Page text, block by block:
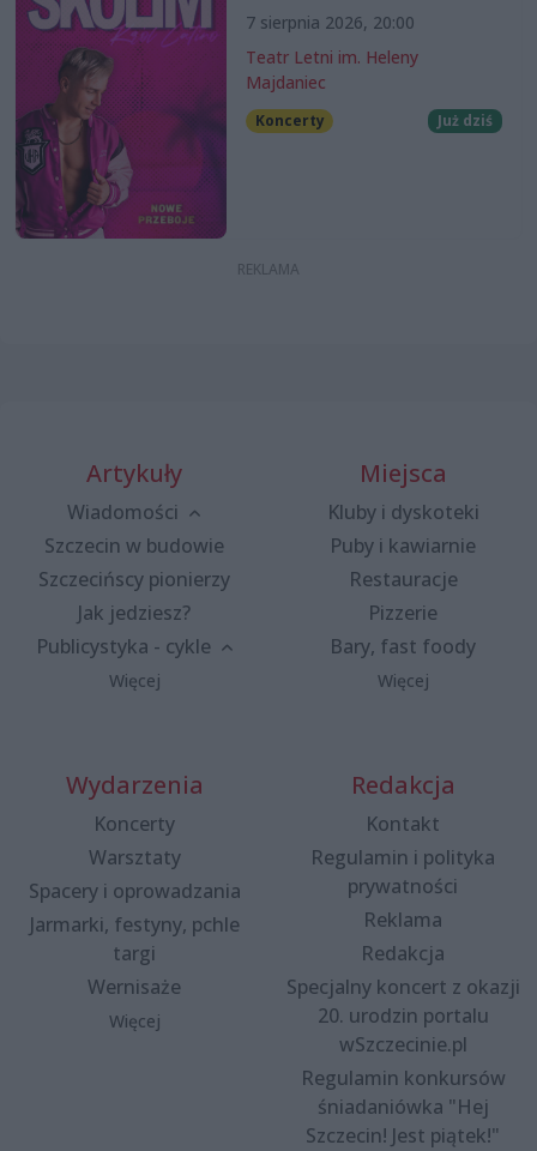
7 sierpnia 2026, 20:00
Teatr Letni im. Heleny
Majdaniec
Koncerty Już dziś
Artykuły
Wiadomości
Szczecin w budowie
Szczecińscy pionierzy
Jak jedziesz?
Publicystyka - cykle
Więcej
Miejsca
Kluby i dyskoteki
Puby i kawiarnie
Restauracje
Pizzerie
Bary, fast foody
Więcej
Wydarzenia
Koncerty
Warsztaty
Spacery i oprowadzania
Jarmarki, festyny, pchle
targi
Wernisaże
Więcej
Redakcja
Kontakt
Regulamin i polityka
prywatności
Reklama
Redakcja
Specjalny koncert z okazji
20. urodzin portalu
wSzczecinie.pl
Regulamin konkursów
śniadaniówka "Hej
Szczecin! Jest piątek!"